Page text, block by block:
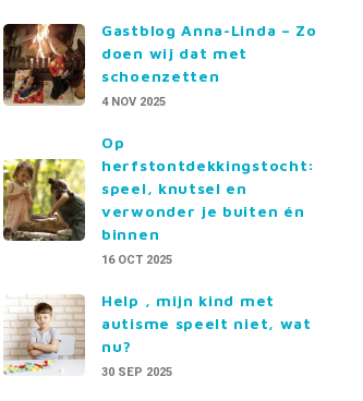
Gastblog Anna-Linda – Zo
doen wij dat met
schoenzetten
4 NOV 2025
Op
herfstontdekkingstocht:
speel, knutsel en
verwonder je buiten én
binnen
16 OCT 2025
Help , mijn kind met
autisme speelt niet, wat
nu?
30 SEP 2025